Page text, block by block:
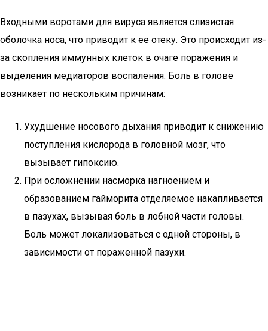
Входными воротами для вируса является слизистая
оболочка носа, что приводит к ее отеку. Это происходит из-
за скопления иммунных клеток в очаге поражения и
выделения медиаторов воспаления. Боль в голове
возникает по нескольким причинам:
Ухудшение носового дыхания приводит к снижению
поступления кислорода в головной мозг, что
вызывает гипоксию.
При осложнении насморка нагноением и
образованием гайморита отделяемое накапливается
в пазухах, вызывая боль в лобной части головы.
Боль может локализоваться с одной стороны, в
зависимости от пораженной пазухи.